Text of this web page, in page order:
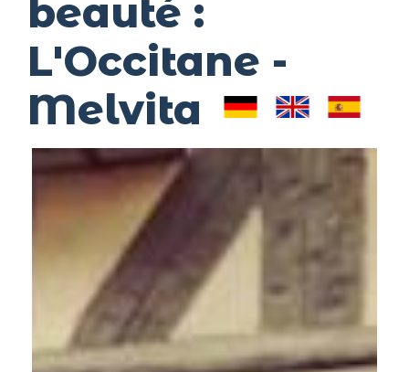
beauté :
L'Occitane -
Melvita